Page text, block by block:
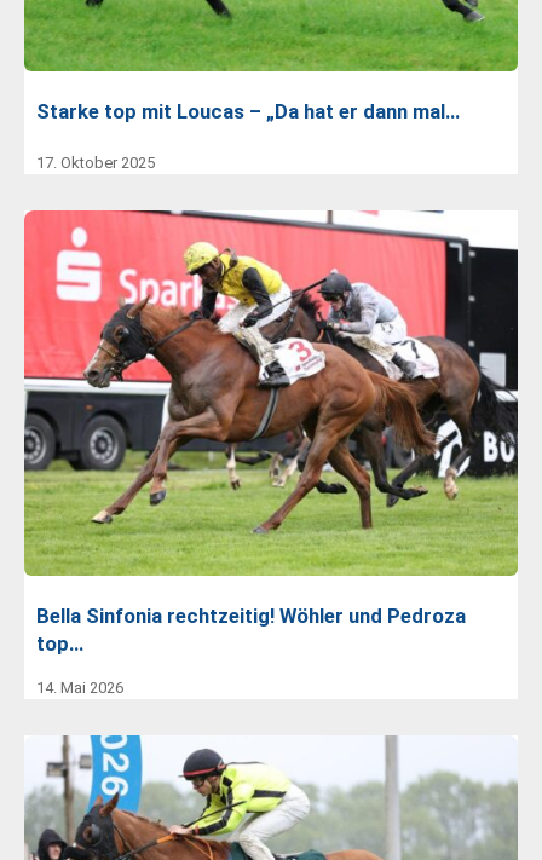
Starke top mit Loucas – „Da hat er dann mal…
17. Oktober 2025
Bella Sinfonia rechtzeitig! Wöhler und Pedroza
top…
14. Mai 2026